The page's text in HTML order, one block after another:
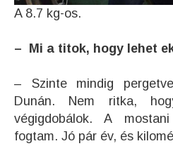
A 8.7 kg-os.
– Mi a titok, hogy lehet
– Szinte mindig
Dunán. Nem ritka,
végigdobálok. A
fogtam. Jó pár év, és